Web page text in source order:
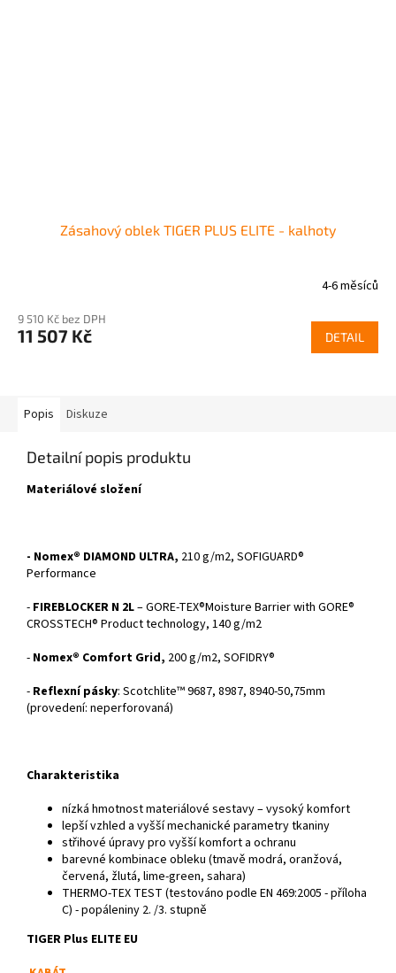
Zásahový oblek TIGER PLUS ELITE - kalhoty
4-6 měsíců
9 510 Kč bez DPH
11 507 Kč DETAIL
Popis Diskuze
Detailní popis produktu
Materiálové složení
- Nomex® DIAMOND ULTRA, 210 g/m2, SOFIGUARD®
Performance
- FIREBLOCKER N 2L– GORE-TEX®Moisture Barrier with GORE®
CROSSTECH® Product technology, 140 g/m2
- Nomex® Comfort Grid, 200 g/m2, SOFIDRY®
- Reflexní pásky: Scotchlite™ 9687, 8987, 8940-50,75mm
(provedení: neperforovaná)
Charakteristika
nízká hmotnost materiálové sestavy – vysoký komfort
lepší vzhled a vyšší mechanické parametry tkaniny
střihové úpravy pro vyšší komfort a ochranu
barevné kombinace obleku (tmavě modrá, oranžová,
červená, žlutá, lime-green, sahara)
THERMO-TEX TEST (testováno podle EN 469:2005 - příloha
C) - popáleniny 2. /3. stupně
TIGER Plus ELITE EU